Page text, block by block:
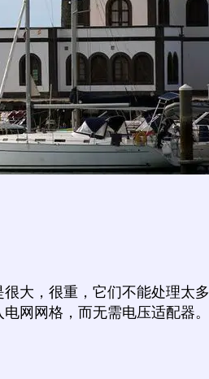
大，很重，它们不能处理太多
网网格，而无需电压适配器。